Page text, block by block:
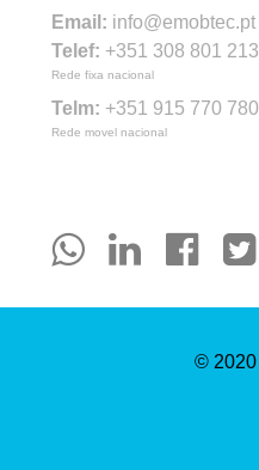
Email: info@emobtec.pt
Telef: +351 308 801 213
Rede fixa nacional
Telm: +351 915 770 780
Rede movel nacional
© 2020